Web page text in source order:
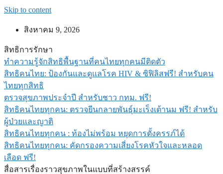
Skip to content
สิงหาคม 9, 2026
สิทธิการรักษา
ทำความรู้จักสิทธิพื้นฐานที่คนไทยทุกคนมีติดตัว
สิทธิคนไทย: ป้องกันและดูแลโรค HIV & ซิฟิลิสฟรี! สำหรับคน
ไทยทุกสิทธิ
ตรวจสุขภาพประจำปี สำหรับชาว กทม. ฟรี!
สิทธิคนไทยทุกคน: ตรวจยีนกลายพันธุ์มะเร็งเต้านม ฟรี! สำหรับ
ผู้ป่วยและญาติ
สิทธิคนไทยทุกคน : ท้องไม่พร้อม หยุดการตั้งครรภ์ได้
สิทธิคนไทยทุกคน: คัดกรองความเสี่ยงโรคหัวใจและหลอด
เลือด ฟรี!
สื่อสารเรื่องราวสุขภาพในแบบที่สร้างสรรค์